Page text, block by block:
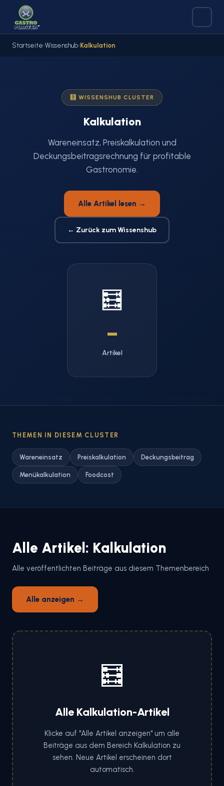
springen
Startseite›Wissenshub›Kalkulation
🧮 WISSENSHUB CLUSTER
Kalkulation
Wareneinsatz, Preiskalkulation und
Deckungsbeitragsrechnung für profitable
Gastronomie.
Alle Artikel lesen →
← Zurück zum Wissenshub
🧮
–
Artikel
THEMEN IN DIESEM CLUSTER
Wareneinsatz Preiskalkulation Deckungsbeitrag
Menükalkulation Foodcost
Alle Artikel: Kalkulation
Alle veröffentlichten Beiträge aus diesem Themenbereich
Alle anzeigen →
🧮
Alle Kalkulation-Artikel
Klicke auf "Alle Artikel anzeigen" um alle
Beiträge aus dem Bereich Kalkulation zu
sehen. Neue Artikel erscheinen dort
automatisch.